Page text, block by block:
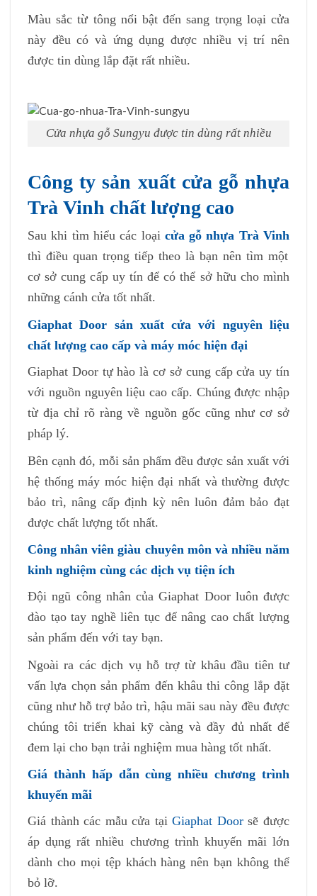
Màu sắc từ tông nổi bật đến sang trọng loại cửa
này đều có và ứng dụng được nhiều vị trí nên
được tin dùng lắp đặt rất nhiều.
Cửa nhựa gỗ Sungyu được tin dùng rất nhiều
Công ty sản xuất cửa gỗ nhựa
Trà Vinh chất lượng cao
Sau khi tìm hiểu các loại cửa gỗ nhựa Trà Vinh
thì điều quan trọng tiếp theo là bạn nên tìm một
cơ sở cung cấp uy tín để có thể sở hữu cho mình
những cánh cửa tốt nhất.
Giaphat Door sản xuất cửa với nguyên liệu
chất lượng cao cấp và máy móc hiện đại
Giaphat Door tự hào là cơ sở cung cấp cửa uy tín
với nguồn nguyên liệu cao cấp. Chúng được nhập
từ địa chỉ rõ ràng về nguồn gốc cũng như cơ sở
pháp lý.
Bên cạnh đó, mỗi sản phẩm đều được sản xuất với
hệ thống máy móc hiện đại nhất và thường được
bảo trì, nâng cấp định kỳ nên luôn đảm bảo đạt
được chất lượng tốt nhất.
Công nhân viên giàu chuyên môn và nhiều năm
kinh nghiệm cùng các dịch vụ tiện ích
Đội ngũ công nhân của Giaphat Door luôn được
đào tạo tay nghề liên tục để nâng cao chất lượng
sản phẩm đến với tay bạn.
Ngoài ra các dịch vụ hỗ trợ từ khâu đầu tiên tư
vấn lựa chọn sản phẩm đến khâu thi công lắp đặt
cũng như hỗ trợ bảo trì, hậu mãi sau này đều được
chúng tôi triển khai kỹ càng và đầy đủ nhất để
đem lại cho bạn trải nghiệm mua hàng tốt nhất.
Giá thành hấp dẫn cùng nhiều chương trình
khuyến mãi
Giá thành các mẫu cửa tạiGiaphat Doorsẽ được
áp dụng rất nhiều chương trình khuyến mãi lớn
dành cho mọi tệp khách hàng nên bạn không thể
bỏ lỡ.